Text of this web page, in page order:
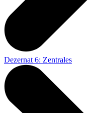
Dezernat 6: Zentrales